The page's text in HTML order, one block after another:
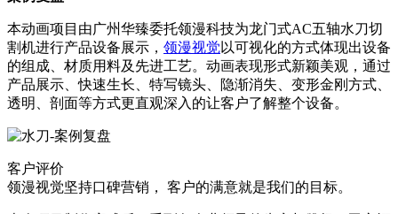
本动画项目由广州华臻委托领漫科技为龙门式AC五轴水刀切
割机进行产品设备展示， 领漫视觉以可视化的方式体现出设备
的组成、材质用料及先进工艺。动画表现形式新颖美观，通过
产品展示、快速生长、特写镜头、隐渐消失、变形金刚方式、
透明、剖面等方式更直观深入的让客户了解整个设备。
客户评价
领漫视觉坚持口碑营销， 客户的满意就是我们的目标。